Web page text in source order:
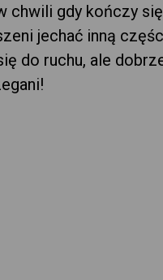
chwili gdy kończy się
jechać inną
do ruchu, ale